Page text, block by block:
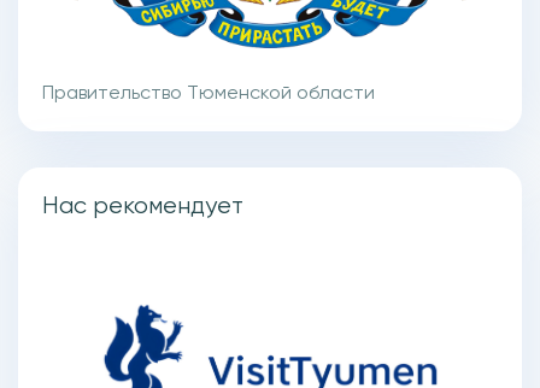
Правительство Тюменской области
Нас рекомендует